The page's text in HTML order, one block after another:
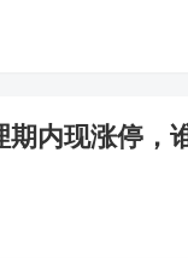
内现涨停，